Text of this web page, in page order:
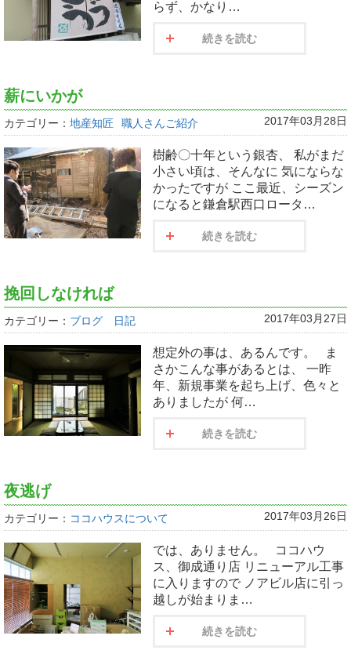
らず、かなり…
続きを読む
薪にいかが
カテゴリー： 地産知匠 職人さんご紹介 2017年03月28日
樹齢〇十年という銀杏、 私がまだ
小さい頃は、そんなに 気にならな
かったですが ここ最近、シーズン
になると鎌倉駅西口ロータ…
続きを読む
挽回しなければ
カテゴリー： ブログ 日記 2017年03月27日
想定外の事は、あるんです。 ま
さかこんな事があるとは、 一昨
年、新規事業を起ち上げ、色々と
ありましたが 何…
続きを読む
夜逃げ
カテゴリー： ココハウスについて 2017年03月26日
では、ありません。 ココハウ
ス、御成通り店 リニューアル工事
に入りますので ノアビル店に引っ
越しが始まりま…
続きを読む